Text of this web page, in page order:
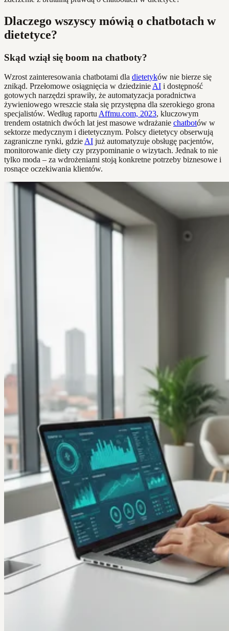
Dlaczego wszyscy mówią o chatbotach w
dietetyce?
Skąd wziął się boom na chatboty?
Wzrost zainteresowania chatbotami dla dietetyków nie bierze się
znikąd. Przełomowe osiągnięcia w dziedzinie AI i dostępność
gotowych narzędzi sprawiły, że automatyzacja poradnictwa
żywieniowego wreszcie stała się przystępna dla szerokiego grona
specjalistów. Według raportu Affmu.com, 2023, kluczowym
trendem ostatnich dwóch lat jest masowe wdrażanie chatbotów w
sektorze medycznym i dietetycznym. Polscy dietetycy obserwują
zagraniczne rynki, gdzie AI już automatyzuje obsługę pacjentów,
monitorowanie diety czy przypominanie o wizytach. Jednak to nie
tylko moda – za wdrożeniami stoją konkretne potrzeby biznesowe i
rosnące oczekiwania klientów.